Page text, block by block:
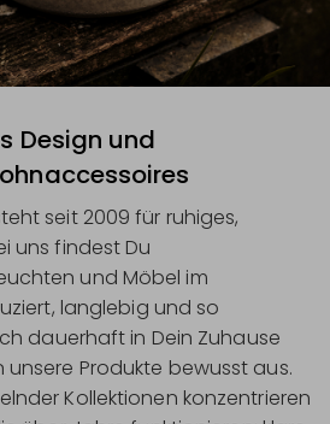
Design und
seit 2009 für ruhiges,
uns findest Du
und Möbel im
langlebig und so
dauerhaft in Dein Zuhause
unsere Produkte bewusst aus.
Kollektionen konzentrieren